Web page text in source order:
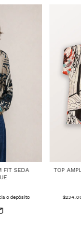
FIT SEDA
o depósito
TOP